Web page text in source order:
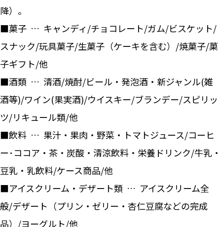
降）。
■菓子 … キャンディ/チョコレート/ガム/ビスケット/
スナック/玩具菓子/生菓子（ケーキを含む）/焼菓子/菓
子ギフト/他
■酒類 … 清酒/焼酎/ビール・発泡酒・新ジャンル(雑
酒等)/ワイン(果実酒)/ウイスキー/ブランデー/スピリッ
ツ/リキュール類/他
■飲料 … 果汁・果肉・野菜・トマトジュース/コーヒ
ー･ココア・茶・炭酸・清涼飲料・栄養ドリンク/牛乳・
豆乳・乳飲料/ケース商品/他
■アイスクリーム・デザート類 … アイスクリーム全
般/デザート（プリン・ゼリー・杏仁豆腐などの完成
品）/ヨーグルト/他